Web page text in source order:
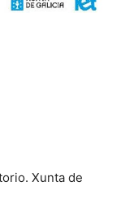
Xunta de